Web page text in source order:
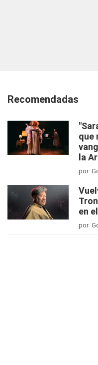
Recomendadas
que
la
por
en
por